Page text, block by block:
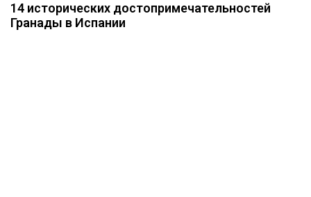
14 исторических достопримечательностей
Гранады в Испании